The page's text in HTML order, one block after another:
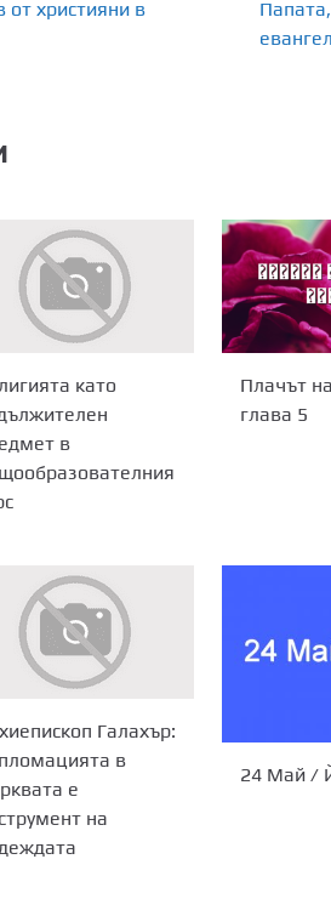
християни в
като
в
Плачът
глава 5
Галахър:
в
е
на
24 Май /